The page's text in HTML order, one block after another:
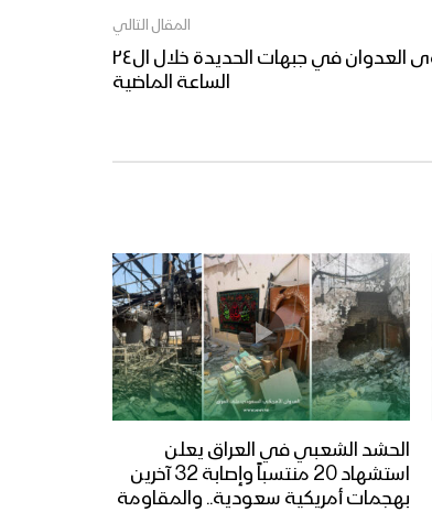
المقال التالي
غرفة ضباط الإرتباط: 162 خرقا لقوى العدوان في جبهات الحديدة خلال ال٢٤
الساعة الماضية
الحشد الشعبي في العراق يعلن
استشهاد 20 منتسباً وإصابة 32 آخرين
بهجمات أمريكية سعودية.. والمقاومة